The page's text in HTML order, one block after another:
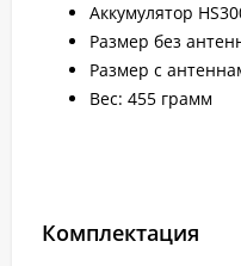
Аккумулятор
Размер без
Размер с
Вес: 455 грамм
Комплектация